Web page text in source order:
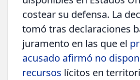
costear su defensa. La
tomó tras declaraciones
juramento en las que el
acusado afirmó no
recursos lícitos en